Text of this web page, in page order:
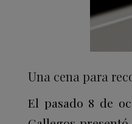
Una cena para
El pasado 8 de